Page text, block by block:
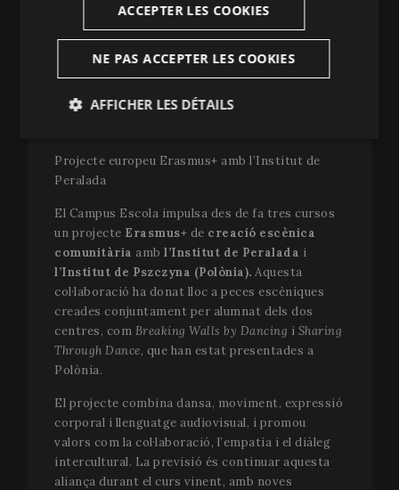
El programa ha tingut una gran acollida per part
del professorat, que valora l’oportunitat
les relacions dins l’aula. Oferint així, unes eines
Projecte europeu Erasmus+ amb l’Institut de
Peralada
El Campus Escola impulsa des de fa tres cursos
un projecte Erasmus+ de creació escènica
comunitària amb l’Institut de Peralada i
l’Institut de Pszczyna (Polònia). Aquesta
col·laboració ha donat lloc a peces escèniques
creades conjuntament per alumnat dels dos
centres, com Breaking Walls by Dancing i Sharing
Through Dance, que han estat presentades a
Polònia.
El projecte combina dansa, moviment, expressió
corporal i llenguatge audiovisual, i promou
valors com la col·laboració, l’empatia i el diàleg
intercultural. La previsió és continuar aquesta
aliança durant el curs vinent, amb noves
ACCEPTER LES COOKIES
NE PAS ACCEPTER LES COOKIES
AFFICHER LES DÉTAILS
nécessaires
Publicitaires Fonctionnalité
Strictement nécessaires
Analytiques
Les cookies strictement nécessaires rendent possible
les fonctionnalités centrales du site Internet, comme
l'ouverture de session d'utilisateur et la gestion du
compte. Le site Internet ne peut pas fonctionner
correctement sans les cookies strictement
nécessaires.